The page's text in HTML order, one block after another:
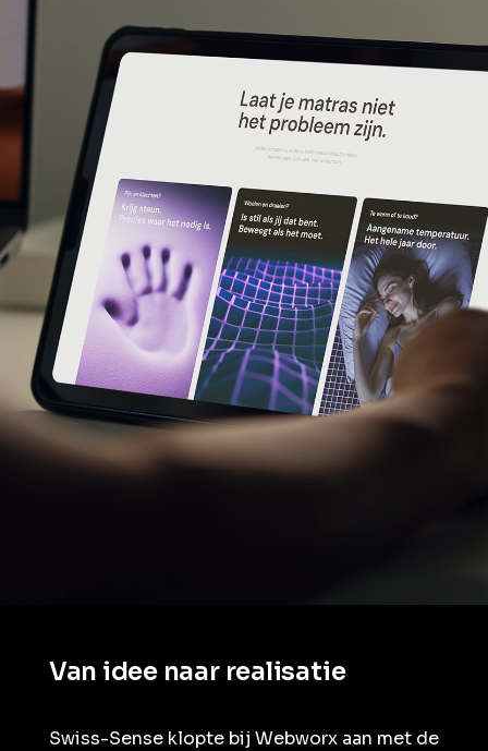
Van idee naar realisatie
Swiss-Sense klopte bij Webworx aan met de